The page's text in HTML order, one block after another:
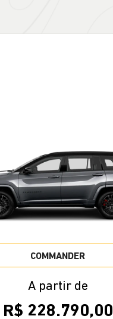
COMMANDER
A partir de
R$ 228.790,00